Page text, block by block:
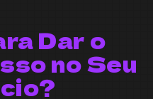
Dar o
no Seu